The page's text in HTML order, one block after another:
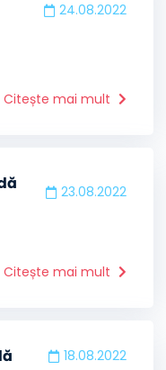
24.08.2022
Citește mai mult
23.08.2022
Citește mai mult
18.08.2022